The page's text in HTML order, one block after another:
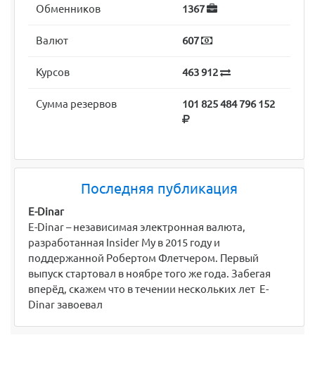
Обменников 1367
Валют 607
Курсов 463 912
Сумма резервов 101 825 484 796 152
Последняя публикация
E-Dinar
E-Dinar – независимая электронная валюта,
разработанная Insider My в 2015 году и
поддержанной Робертом Флетчером. Первый
выпуск стартовал в ноябре того же года. Забегая
вперёд, скажем что в течении нескольких лет E-
Dinar завоевал